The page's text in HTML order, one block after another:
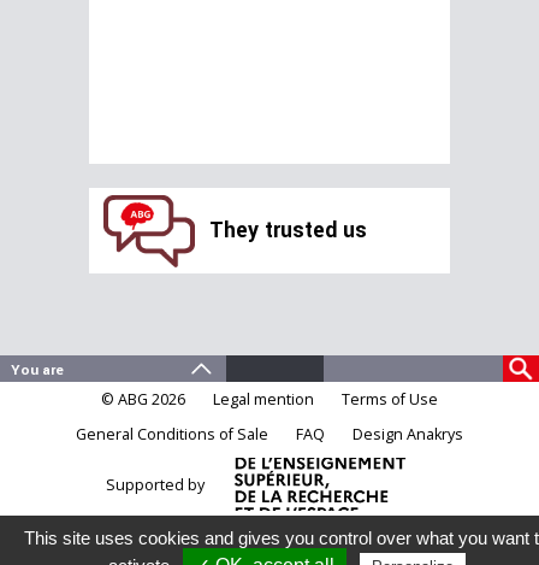
They trusted us
© ABG 2026 Legal mention
Terms of Use
General Conditions of Sale
FAQ Design Anakrys
Supported by
This site uses cookies and gives you control over what you want